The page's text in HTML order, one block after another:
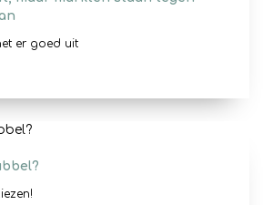
er goed uit